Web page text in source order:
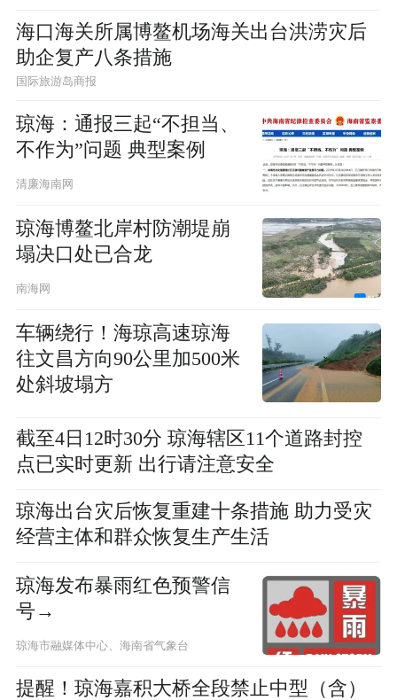
海口海关所属博鳌机场海关出台洪涝灾后
助企复产八条措施
国际旅游岛商报
琼海：通报三起“不担当、
不作为”问题 典型案例
清廉海南网
琼海博鳌北岸村防潮堤崩
塌决口处已合龙
南海网
车辆绕行！海琼高速琼海
往文昌方向90公里加500米
处斜坡塌方
截至4日12时30分 琼海辖区11个道路封控
点已实时更新 出行请注意安全
琼海出台灾后恢复重建十条措施 助力受灾
经营主体和群众恢复生产生活
琼海发布暴雨红色预警信
号→
琼海市融媒体中心、海南省气象台
提醒！琼海嘉积大桥全段禁止中型（含）